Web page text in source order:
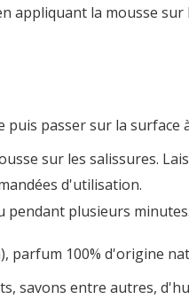
appliquant la mousse
passer sur la
sur les salissures.
d'utilisation.
pendant plusieurs
parfum 100% d'origine
savons entre autres,